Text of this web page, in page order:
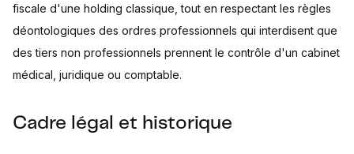
fiscale d'une holding classique, tout en respectant les règles
déontologiques des ordres professionnels qui interdisent que
des tiers non professionnels prennent le contrôle d'un cabinet
médical, juridique ou comptable.
Cadre légal et historique